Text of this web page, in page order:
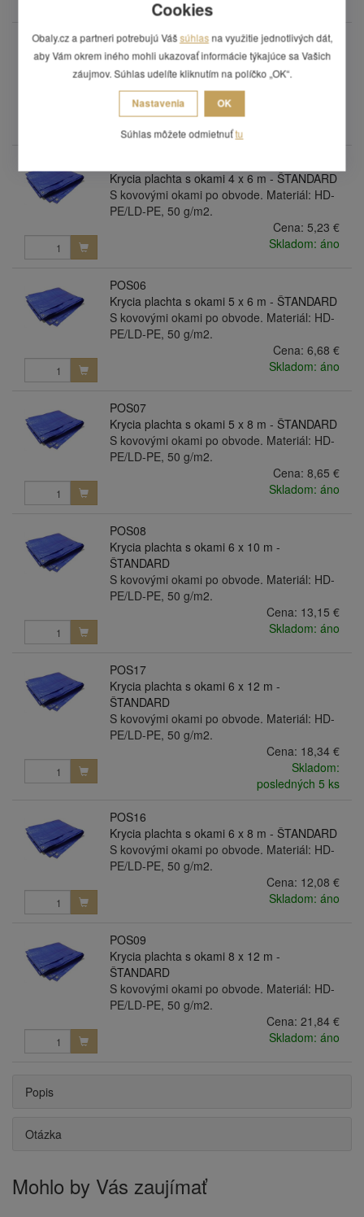
POS04
Krycia plachta s okami 4 x 5 m - ŠTANDARD
S kovovými okami po obvode. Materiál: HD-
PE/LD-PE, 50 g/m2.
Krycia plachta s okami 4 x 6 m - ŠTANDARD
S kovovými okami po obvode. Materiál: HD-
PE/LD-PE, 50 g/m2.
Cena: 5,23 €
Skladom: áno
POS06
Krycia plachta s okami 5 x 6 m - ŠTANDARD
S kovovými okami po obvode. Materiál: HD-
PE/LD-PE, 50 g/m2.
Cena: 6,68 €
Skladom: áno
POS07
Krycia plachta s okami 5 x 8 m - ŠTANDARD
S kovovými okami po obvode. Materiál: HD-
PE/LD-PE, 50 g/m2.
Cena: 8,65 €
Skladom: áno
POS08
Krycia plachta s okami 6 x 10 m -
ŠTANDARD
S kovovými okami po obvode. Materiál: HD-
PE/LD-PE, 50 g/m2.
Cena: 13,15 €
Skladom: áno
POS17
Krycia plachta s okami 6 x 12 m -
ŠTANDARD
S kovovými okami po obvode. Materiál: HD-
PE/LD-PE, 50 g/m2.
Cena: 18,34 €
Skladom:
posledných 5 ks
POS16
Krycia plachta s okami 6 x 8 m - ŠTANDARD
S kovovými okami po obvode. Materiál: HD-
PE/LD-PE, 50 g/m2.
Cena: 12,08 €
Skladom: áno
POS09
Krycia plachta s okami 8 x 12 m -
ŠTANDARD
S kovovými okami po obvode. Materiál: HD-
PE/LD-PE, 50 g/m2.
Cena: 21,84 €
Skladom: áno
Popis
Otázka
Mohlo by Vás zaujímať
Cookies
Obaly.cz a partneri potrebujú Vášsúhlas na využitie jednotlivých dát,
aby Vám okrem iného mohli ukazovať informácie týkajúce sa Vašich
záujmov. Súhlas udelíte kliknutím na políčko „OK“.
Nastavenia OK
Súhlas môžete odmietnuťtu